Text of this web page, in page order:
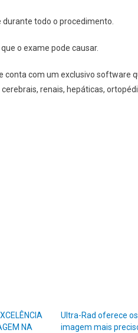
todo o procedimento.
o exame pode causar.
conta com um exclusivo software
renais, hepáticas,
NA
Ultra-Rad oferece
imagem mais